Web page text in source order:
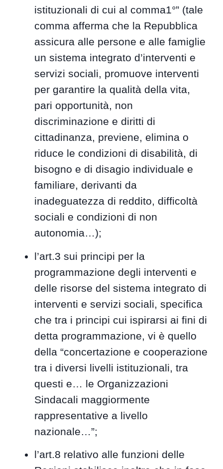
istituzionali di cui al comma1°” (tale
comma afferma che la Repubblica
assicura alle persone e alle famiglie
un sistema integrato d’interventi e
servizi sociali, promuove interventi
per garantire la qualità della vita,
pari opportunità, non
discriminazione e diritti di
cittadinanza, previene, elimina o
riduce le condizioni di disabilità, di
bisogno e di disagio individuale e
familiare, derivanti da
inadeguatezza di reddito, difficoltà
sociali e condizioni di non
autonomia…);
l’art.3 sui principi per la
programmazione degli interventi e
delle risorse del sistema integrato di
interventi e servizi sociali, specifica
che tra i principi cui ispirarsi ai fini di
detta programmazione, vi è quello
della “concertazione e cooperazione
tra i diversi livelli istituzionali, tra
questi e… le Organizzazioni
Sindacali maggiormente
rappresentative a livello
nazionale…”;
l’art.8 relativo alle funzioni delle